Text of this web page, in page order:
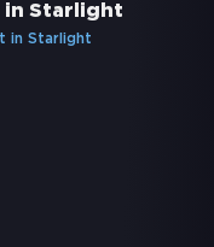
in Starlight